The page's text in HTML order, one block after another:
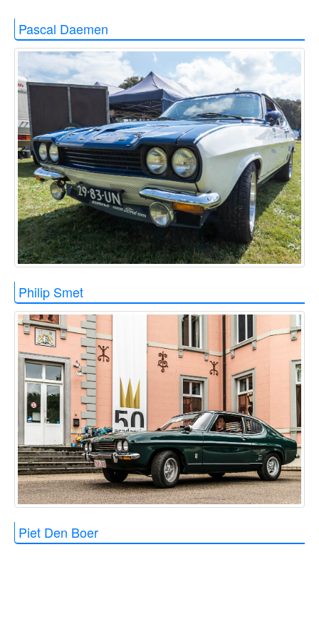
Pascal Daemen
Philip Smet
Piet Den Boer